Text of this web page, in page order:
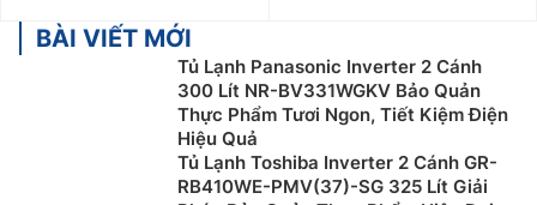
BÀI VIẾT MỚI
Tủ Lạnh Panasonic Inverter 2 Cánh
300 Lít NR-BV331WGKV Bảo Quản
Thực Phẩm Tươi Ngon, Tiết Kiệm Điện
Hiệu Quả
Tủ Lạnh Toshiba Inverter 2 Cánh GR-
RB410WE-PMV(37)-SG 325 Lít Giải